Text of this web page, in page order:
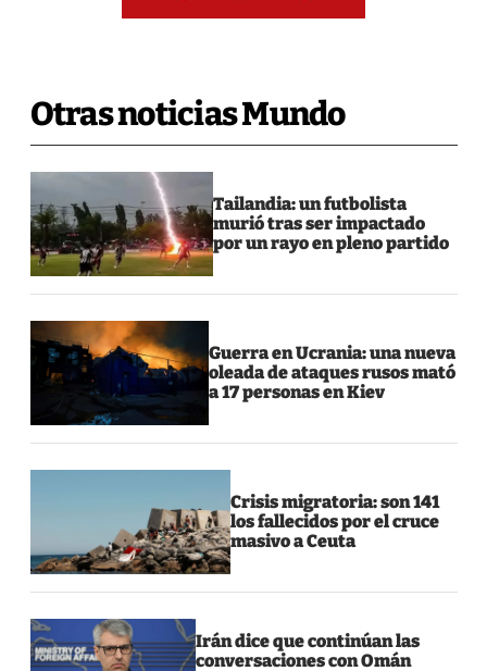
Otras noticias Mundo
Tailandia: un futbolista
murió tras ser impactado
por un rayo en pleno partido
Guerra en Ucrania: una nueva
oleada de ataques rusos mató
a 17 personas en Kiev
Crisis migratoria: son 141
los fallecidos por el cruce
masivo a Ceuta
Irán dice que continúan las
conversaciones con Omán